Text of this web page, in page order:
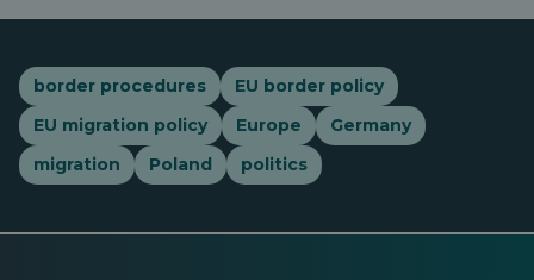
border procedures
EU border policy
EU migration policy
Europe
Germany
migration
Poland politics